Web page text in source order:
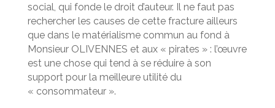
social, qui fonde le droit d’auteur. Il ne faut pas
rechercher les causes de cette fracture ailleurs
que dans le matérialisme commun au fond à
Monsieur OLIVENNES et aux « pirates » : l’œuvre
est une chose qui tend à se réduire à son
support pour la meilleure utilité du
« consommateur ».